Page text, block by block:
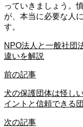
っていきましょう。
が、本当に必要な人
す。
NPO法人と一般社団
違いを解説
前の記事
犬の保護団体は怪し
イントと信頼できる
次の記事